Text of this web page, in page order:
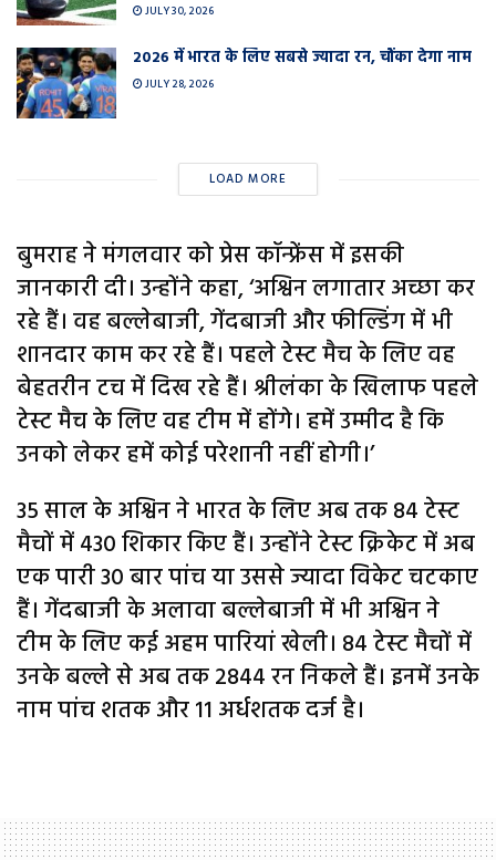
JULY 30, 2026
2026 में भारत के लिए सबसे ज्यादा रन, चौंका देगा नाम
JULY 28, 2026
LOAD MORE
बुमराह ने मंगलवार को प्रेस कॉन्फ्रेंस में इसकी
जानकारी दी। उन्होंने कहा, ‘अश्विन लगातार अच्छा कर
रहे हैं। वह बल्लेबाजी, गेंदबाजी और फील्डिंग में भी
शानदार काम कर रहे हैं। पहले टेस्ट मैच के लिए वह
बेहतरीन टच में दिख रहे हैं। श्रीलंका के खिलाफ पहले
टेस्ट मैच के लिए वह टीम में होंगे। हमें उम्मीद है कि
उनको लेकर हमें कोई परेशानी नहीं होगी।’
35 साल के अश्विन ने भारत के लिए अब तक 84 टेस्ट
मैचों में 430​ शिकार किए हैं। उन्होंने टेस्ट क्रिकेट में अब
एक पारी 30 बार पांच या उससे ज्यादा विकेट चटकाए
हैं। गेंदबाजी के अलावा बल्लेबाजी में भी अश्विन ने
टीम के लिए कई अहम पारियां खेली। 84 टेस्ट मैचों में
उनके बल्ले से अब तक 2844 रन निकले हैं। इनमें उनके
नाम पांच शतक और 11 अर्धशतक दर्ज है।